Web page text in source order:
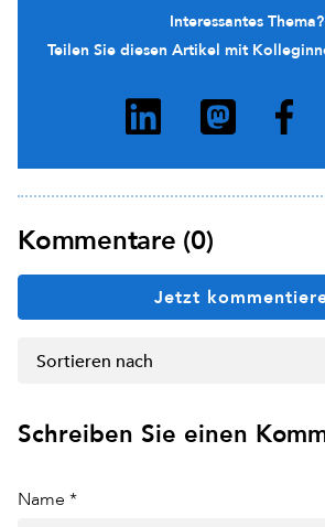
Interessantes Thema?
Teilen Sie diesen Artikel mit
Kommentare (0)
Jetzt
Sortieren nach
Schreiben Sie einen
Name *